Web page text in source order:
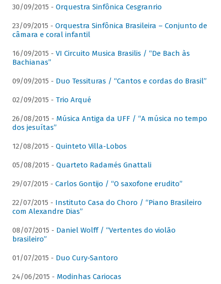
30/09/2015 - Orquestra Sinfônica Cesgranrio
23/09/2015 - Orquestra Sinfônica Brasileira – Conjunto de
câmara e coral infantil
16/09/2015 - VI Circuito Musica Brasilis / “De Bach às
Bachianas”
09/09/2015 - Duo Tessituras / “Cantos e cordas do Brasil”
02/09/2015 - Trio Arqué
26/08/2015 - Música Antiga da UFF / “A música no tempo
dos jesuítas”
12/08/2015 - Quinteto Villa-Lobos
05/08/2015 - Quarteto Radamés Gnattali
29/07/2015 - Carlos Gontijo / “O saxofone erudito”
22/07/2015 - Instituto Casa do Choro / “Piano Brasileiro
com Alexandre Dias”
08/07/2015 - Daniel Wolff / “Vertentes do violão
brasileiro”
01/07/2015 - Duo Cury-Santoro
24/06/2015 - Modinhas Cariocas